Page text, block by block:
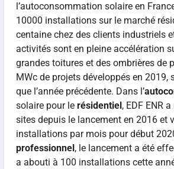
l’autoconsommation solaire en
10000 installations sur le marché
centaine chez des clients industriels
activités sont en pleine accélération
grandes toitures et des ombrières de
MWc de projets développés en 2019,
que l’année précédente. Dans l’
solaire pour le résidentiel , EDF ENR
sites depuis le lancement en 2016 et
installations par mois pour début
professionnel , le lancement a été
a abouti à 100 installations cette